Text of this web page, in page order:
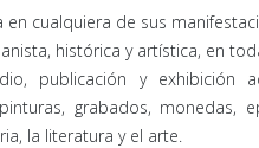
cualquiera de sus
histórica y artística, en
publicación y exhibición
grabados,
la literatura y el arte.